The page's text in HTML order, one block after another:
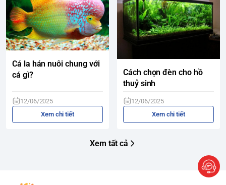
Cá la hán nuôi chung với
cá gì?
12/06/2025
Xem chi tiết
Cách chọn đèn cho hồ
thuỷ sinh
12/06/2025
Xem chi tiết
Xem tất cả